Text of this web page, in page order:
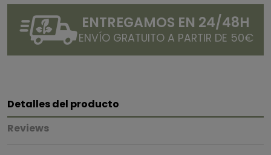
ENTREGAMOS EN 24/48H
ENVÍO GRATUITO A PARTIR DE 50€
Detalles del producto
Reviews